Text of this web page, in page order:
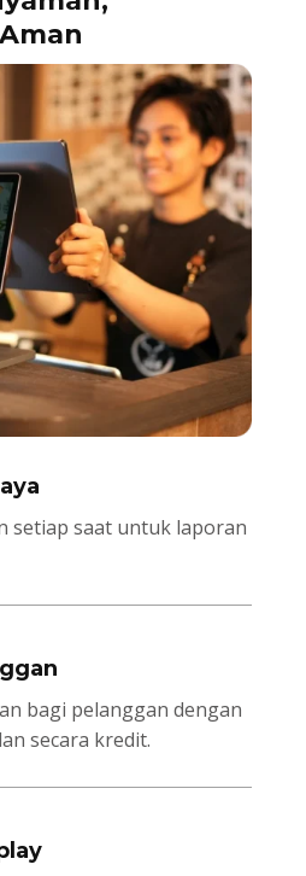
setiap saat untuk laporan
bagi pelanggan dengan
secara kredit.